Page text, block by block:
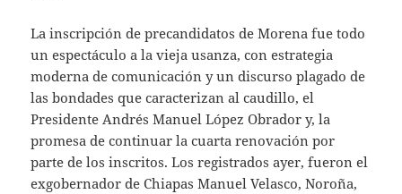
La inscripción de precandidatos de Morena fue todo
un espectáculo a la vieja usanza, con estrategia
moderna de comunicación y un discurso plagado de
las bondades que caracterizan al caudillo, el
Presidente Andrés Manuel López Obrador y, la
promesa de continuar la cuarta renovación por
parte de los inscritos. Los registrados ayer, fueron el
exgobernador de Chiapas Manuel Velasco, Noroña,